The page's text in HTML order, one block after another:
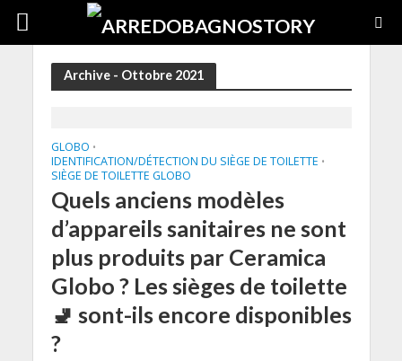
Archive - Ottobre 2021
GLOBO •
IDENTIFICATION/DÉTECTION DU SIÈGE DE TOILETTE •
SIÈGE DE TOILETTE GLOBO
Quels anciens modèles
d’appareils sanitaires ne sont
plus produits par Ceramica
Globo ? Les sièges de toilette
🚽 sont-ils encore disponibles
?